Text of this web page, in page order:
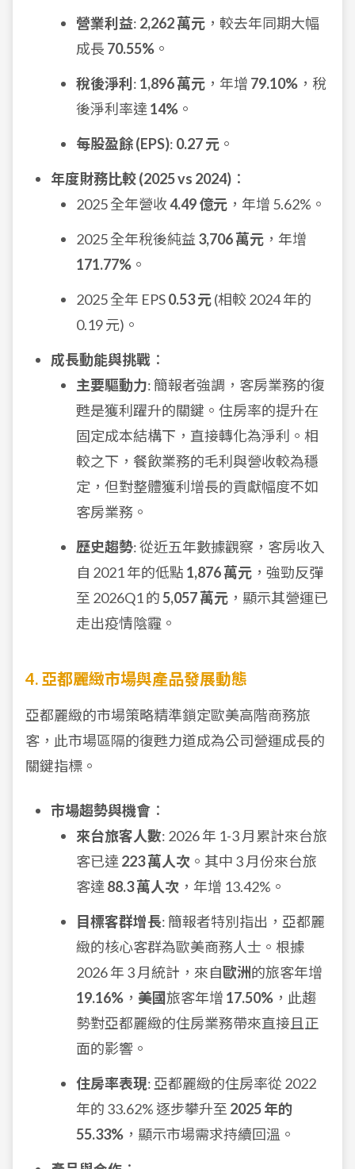
營業利益: 2,262 萬元 ，較去年同期大幅
成長 70.55% 。
稅後淨利 : 1,896 萬元 ，年增 79.10% ，稅
後淨利率達 14% 。
每股盈餘 (EPS): 0.27 元 。
年度財務比較 (2025 vs 2024) ：
2025 全年營收4.49 億元 ，年增 5.62%。
2025 全年稅後純益 3,706 萬元 ，年增
171.77% 。
2025 全年 EPS0.53 元(相較 2024 年的
0.19 元)。
成長動能與挑戰 ：
主要驅動力: 簡報者強調，客房業務的復
甦是獲利躍升的關鍵。住房率的提升在
固定成本結構下，直接轉化為淨利。相
較之下，餐飲業務的毛利與營收較為穩
定，但對整體獲利增長的貢獻幅度不如
客房業務。
歷史趨勢: 從近五年數據觀察，客房收入
自 2021 年的低點 1,876 萬元 ，強勁反彈
至 2026Q1 的5,057 萬元 ，顯示其營運已
走出疫情陰霾。
4. 亞都麗緻市場與產品發展動態
亞都麗緻的市場策略精準鎖定歐美高階商務旅
客，此市場區隔的復甦力道成為公司營運成長的
關鍵指標。
市場趨勢與機會 ：
來台旅客人數: 2026 年 1-3 月累計來台旅
客已達 223 萬人次 。其中 3 月份來台旅
客達 88.3 萬人次 ，年增 13.42%。
目標客群增長: 簡報者特別指出，亞都麗
緻的核心客群為歐美商務人士。根據
2026 年 3 月統計，來自歐洲的旅客年增
19.16% ， 美國旅客年增 17.50% ，此趨
勢對亞都麗緻的住房業務帶來直接且正
面的影響。
住房率表現: 亞都麗緻的住房率從 2022
年的 33.62% 逐步攀升至 2025 年的
55.33% ，顯示市場需求持續回溫。